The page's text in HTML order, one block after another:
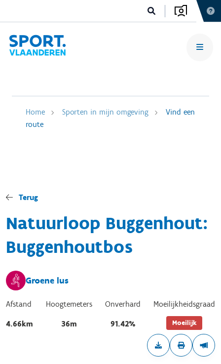
Home Sporten in mijn omgeving
Vind een
route
Terug
Natuurloop Buggenhout:
Buggenhoutbos
Groene lus
Afstand
4.66km
Hoogtemeters
36m
Onverhard
91.42%
Moeilijkheidsgraad
Moeilijk